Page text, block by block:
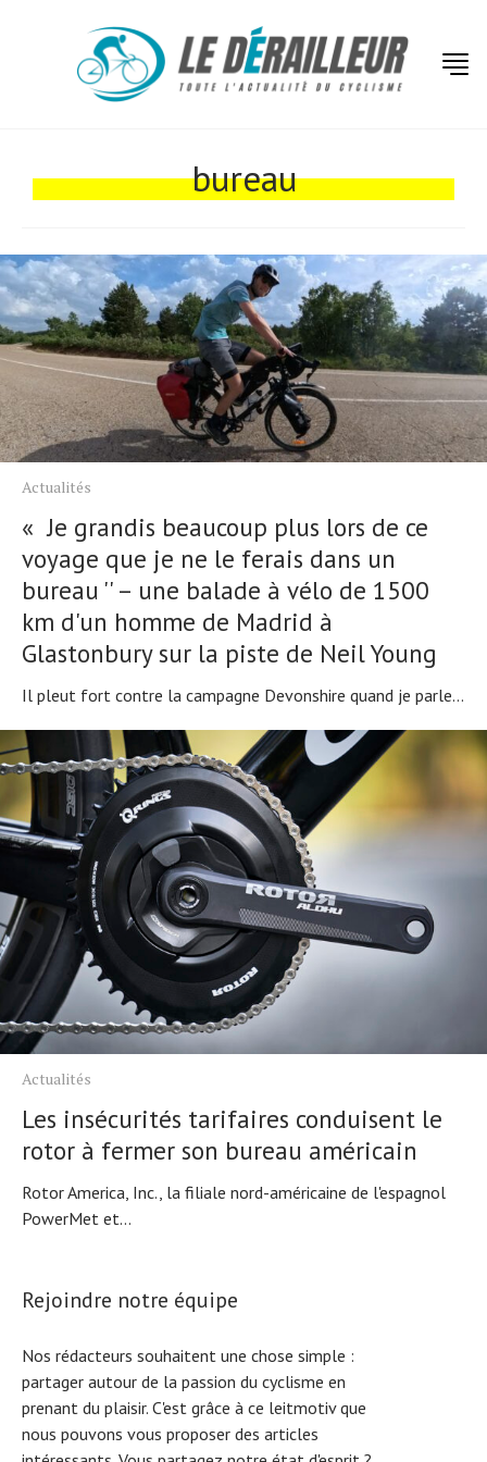
bureau
Actualités
« Je grandis beaucoup plus lors de ce
voyage que je ne le ferais dans un
bureau '' – une balade à vélo de 1500
km d'un homme de Madrid à
Glastonbury sur la piste de Neil Young
Il pleut fort contre la campagne Devonshire quand je parle...
Actualités
Les insécurités tarifaires conduisent le
rotor à fermer son bureau américain
Rotor America, Inc., la filiale nord-américaine de l'espagnol
PowerMet et...
Rejoindre notre équipe
Nos rédacteurs souhaitent une chose simple :
partager autour de la passion du cyclisme en
prenant du plaisir. C'est grâce à ce leitmotiv que
nous pouvons vous proposer des articles
Technologies
Tests de produits
Conseils
Tendances
Tous nos articles
À propos